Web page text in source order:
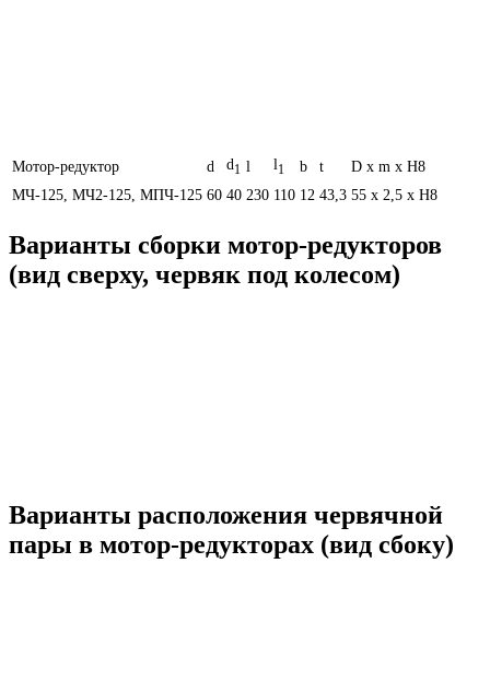
Мотор-редуктор d d1 l l1 b t
D х m х H8
МЧ-125, МЧ2-125, МПЧ-125 60 40 230 110 12 43,3 55 х 2,5 х Н8
Варианты сборки мотор-редукторов
(вид сверху, червяк под колесом)
Варианты расположения червячной
пары в мотор-редукторах (вид сбоку)